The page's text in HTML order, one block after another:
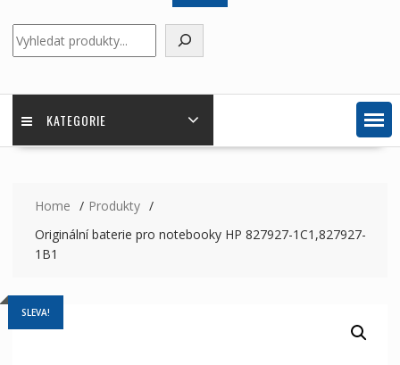
KATEGORIE
Home
Produkty
Originální baterie pro notebooky HP 827927-1C1,827927-
1B1
SLEVA!